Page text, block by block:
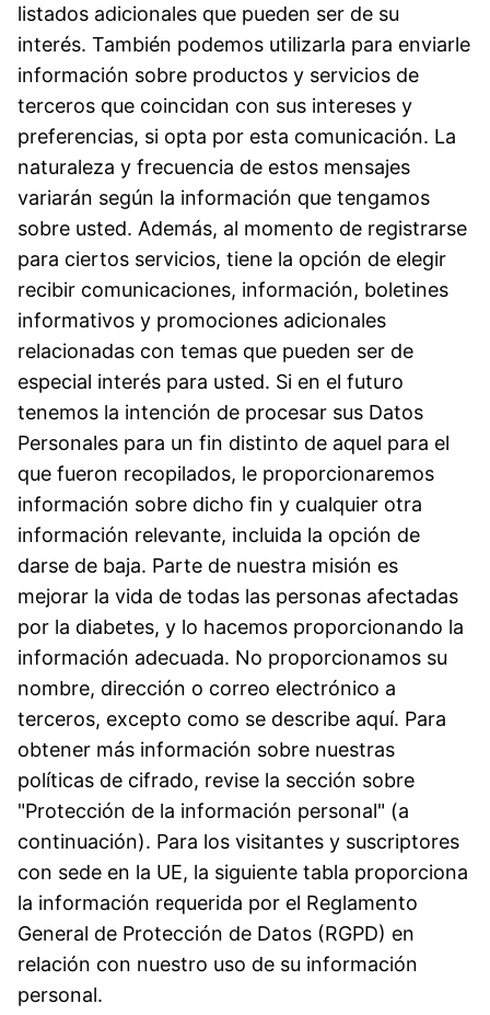
listados adicionales que pueden ser de su
interés. También podemos utilizarla para enviarle
información sobre productos y servicios de
terceros que coincidan con sus intereses y
preferencias, si opta por esta comunicación. La
naturaleza y frecuencia de estos mensajes
variarán según la información que tengamos
sobre usted. Además, al momento de registrarse
para ciertos servicios, tiene la opción de elegir
recibir comunicaciones, información, boletines
informativos y promociones adicionales
relacionadas con temas que pueden ser de
especial interés para usted. Si en el futuro
tenemos la intención de procesar sus Datos
Personales para un fin distinto de aquel para el
que fueron recopilados, le proporcionaremos
información sobre dicho fin y cualquier otra
información relevante, incluida la opción de
darse de baja. Parte de nuestra misión es
mejorar la vida de todas las personas afectadas
por la diabetes, y lo hacemos proporcionando la
información adecuada. No proporcionamos su
nombre, dirección o correo electrónico a
terceros, excepto como se describe aquí. Para
obtener más información sobre nuestras
políticas de cifrado, revise la sección sobre
"Protección de la información personal" (a
continuación). Para los visitantes y suscriptores
con sede en la UE, la siguiente tabla proporciona
la información requerida por el Reglamento
General de Protección de Datos (RGPD) en
relación con nuestro uso de su información
personal.